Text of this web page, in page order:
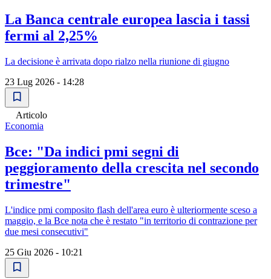
La Banca centrale europea lascia i tassi
fermi al 2,25%
La decisione è arrivata dopo rialzo nella riunione di giugno
23 Lug 2026 - 14:28
Articolo
Economia
Bce: "Da indici pmi segni di
peggioramento della crescita nel secondo
trimestre"
L'indice pmi composito flash dell'area euro è ulteriormente sceso a
maggio, e la Bce nota che è restato "in territorio di contrazione per
due mesi consecutivi"
25 Giu 2026 - 10:21